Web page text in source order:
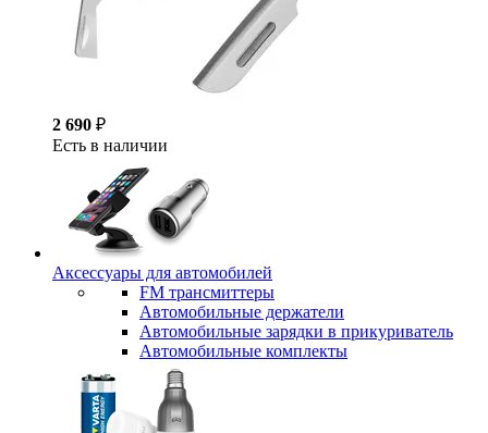
2 690 ₽
Есть в наличии
Аксессуары для автомобилей
FM трансмиттеры
Автомобильные держатели
Автомобильные зарядки в прикуриватель
Автомобильные комплекты